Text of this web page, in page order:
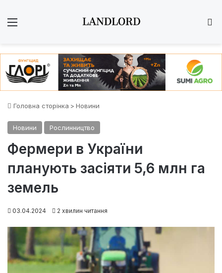
Головна сторінка > Новини
Новини Рослинництво
Фермери в України
планують засіяти 5,6 млн га
земель
03.04.2024 2 хвилин читання